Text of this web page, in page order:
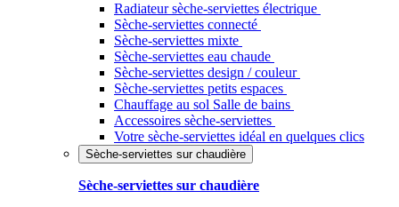
Radiateur sèche-serviettes électrique
Sèche-serviettes connecté
Sèche-serviettes mixte
Sèche-serviettes eau chaude
Sèche-serviettes design / couleur
Sèche-serviettes petits espaces
Chauffage au sol Salle de bains
Accessoires sèche-serviettes
Votre sèche-serviettes idéal en quelques clics
Sèche-serviettes sur chaudière
Sèche-serviettes sur chaudière